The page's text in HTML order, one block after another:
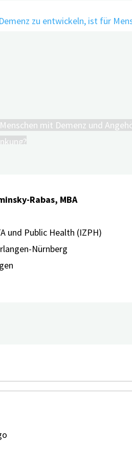
sagt
mit Demenz und
Rabas, MBA
und Public Health (IZPH)
Nürnberg